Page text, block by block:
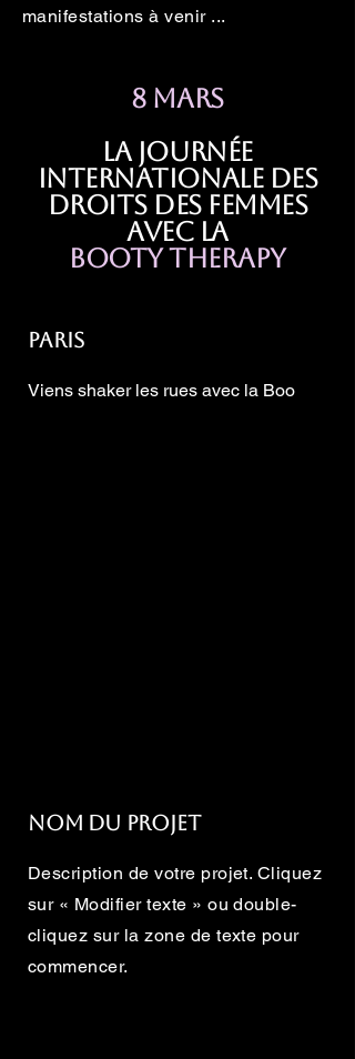
manifestations à venir ...
8 mars
La journée
internationale des
droits des femmes
avec la
Booty therapy
Paris
Viens shaker les rues avec la Boo
Nom du projet
Description de votre projet. Cliquez
sur « Modifier texte » ou double-
cliquez sur la zone de texte pour
commencer.